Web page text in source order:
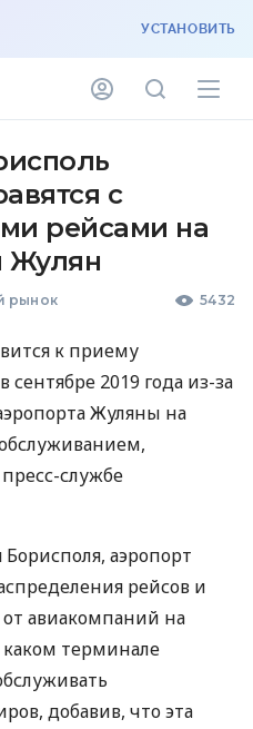
УСТАНОВИТЬ
с
рейсами на
Жулян
рынок 5432
к приему
2019 года из-за
Жуляны на
службе
аэропорт
рейсов и
авиакомпаний на
терминале
добавив, что эта